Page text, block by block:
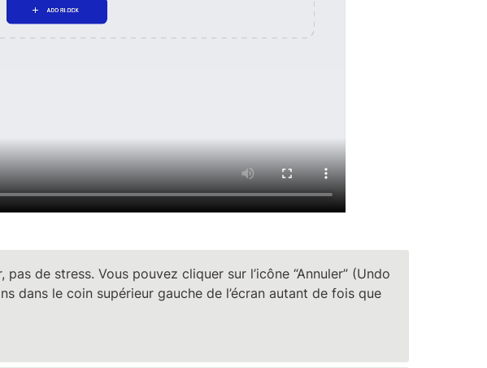
de stress. Vous pouvez cliquer sur l’icône “Annuler” (Undo
dans le coin supérieur gauche de l’écran autant de fois que